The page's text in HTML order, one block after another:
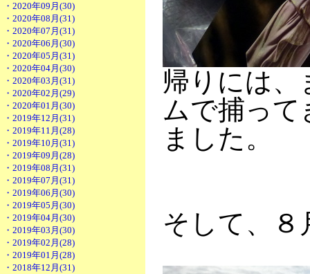
・2020年09月(30)
・2020年08月(31)
・2020年07月(31)
・2020年06月(30)
・2020年05月(31)
・2020年04月(30)
・2020年03月(31)
・2020年02月(29)
・2020年01月(30)
・2019年12月(31)
・2019年11月(28)
・2019年10月(31)
・2019年09月(28)
・2019年08月(31)
・2019年07月(31)
・2019年06月(30)
・2019年05月(30)
・2019年04月(30)
・2019年03月(30)
・2019年02月(28)
・2019年01月(28)
・2018年12月(31)
帰りには
ムで捕っ
ました。
そして、